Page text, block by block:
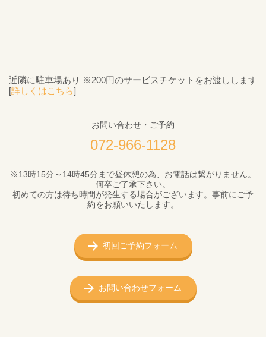
近隣に駐車場あり ※200円のサービスチケットをお渡しします
[詳しくはこちら]
お問い合わせ・ご予約
072-966-1128
※13時15分～14時45分まで昼休憩の為、お電話は繋がりません。
何卒ご了承下さい。
初めての方は待ち時間が発生する場合がございます。事前にご予
約をお願いいたします。
初回ご予約フォーム
お問い合わせフォーム